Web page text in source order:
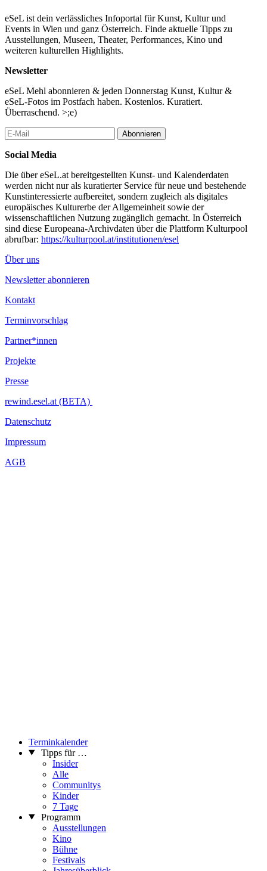
• Dominik Donner (Beatzentrale)
In der Galerie:
ø Vernissage: Schmiede 2013 Showcase: Return
Jerobeam Fenderson, Marcel Schobel, Hannahlisa Kunyik&DAS
REGIE
EINTRITT FREI
...Mehr lesen
eSeL ist dein verlässliches Infoportal für Kunst, Kultur und
Events in Wien und ganz Österreich. Finde aktuelle Tipps zu
Ausstellungen, Museen, Theater, Performances, Kino und
weiteren kulturellen Highlights.
Newsletter
eSeL Mehl abonnieren & jeden Donnerstag Kunst, Kultur &
eSeL-Fotos im Postfach haben. Kostenlos. Kuratiert.
Überraschend. >;e)
Abonnieren
Social Media
Die über eSeL.at bereitgestellten Kunst- und Kalenderdaten
werden nicht nur als kuratierter Service für neue und bestehende
Kunstinteressierte aufbereitet, sondern zugleich als digitales
europäisches Kulturerbe der Allgemeinheit sowie der
wissenschaftlichen Nutzung zugänglich gemacht. In Österreich
sind diese Europeana-Archivdaten über die Plattform Kulturpool
abrufbar: https://kulturpool.at/institutionen/esel
Über uns
Newsletter abonnieren
Kontakt
Terminvorschlag
Partner*innen
Projekte
Presse
rewind.esel.at (BETA)
Datenschutz
Impressum
AGB
Terminkalender
Tipps für …
Insider
Alle
Communitys
Kinder
7 Tage
Programm
Ausstellungen
Kino
Bühne
Festivals